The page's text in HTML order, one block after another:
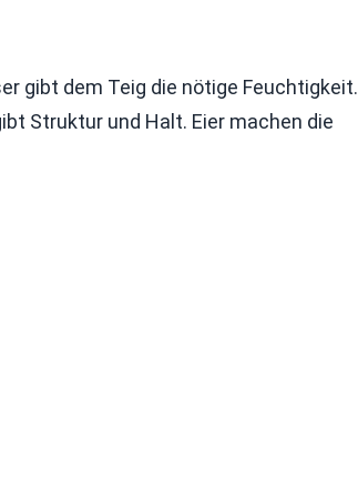
gibt dem Teig die nötige Feuchtigkeit.
Struktur und Halt. Eier machen die